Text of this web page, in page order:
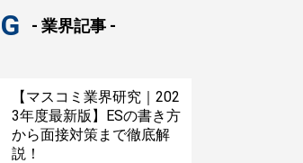
- 業界記事 -
【マスコミ業界研究｜202
3年度最新版】ESの書き方
から面接対策まで徹底解
説！